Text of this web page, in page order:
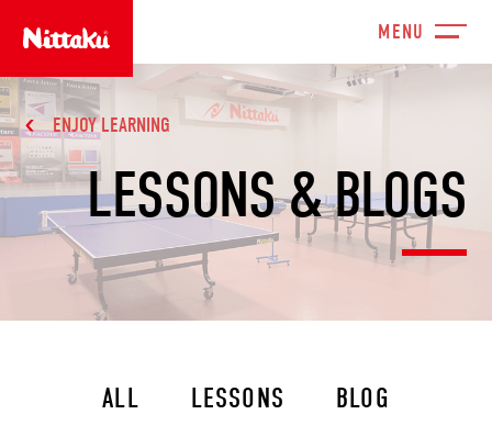
LESSONS & BLOGS
ENJOY LEARNING
ALL LESSONS BLOG